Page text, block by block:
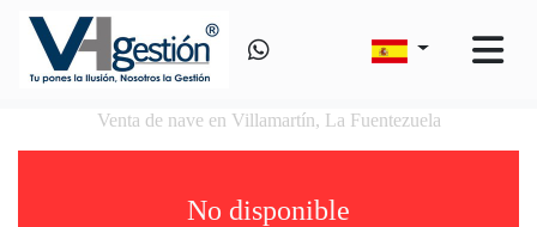
Venta de nave en Villamartín, La Fuentezuela
No disponible